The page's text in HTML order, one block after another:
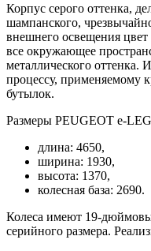
Корпус серого оттенка,
шампанского,
внешнего освещения
все окружающее
металлического оттенка.
процессу, применяемому
бутылок.
Размеры PEUGEOT e-
длина: 4650,
ширина: 1930,
высота: 1370,
колесная база: 2690.
Колеса имеют 19-
серийного размера.